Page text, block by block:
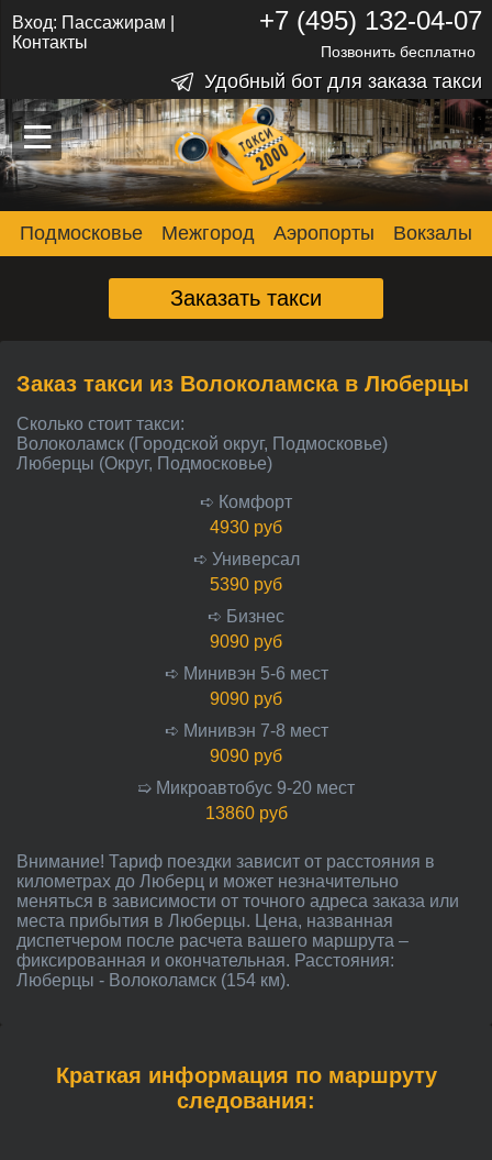
–
–
–
Вход: Пассажирам
Контакты
+7 (495) 132-04-07
Позвонить бесплатно
Удобный бот для заказа такси
Подмосковье Межгород Аэропорты Вокзалы
Заказать такси
Заказ такси из Волоколамска в Люберцы
Сколько стоит такси:
Волоколамск (Городской округ, Подмосковье)
Люберцы (Округ, Подмосковье)
➪ Комфорт
4930 руб
➪ Универсал
5390 руб
➪ Бизнес
9090 руб
➪ Минивэн 5-6 мест
9090 руб
➪ Минивэн 7-8 мест
9090 руб
➯ Микроавтобус 9-20 мест
13860 руб
Внимание! Тариф поездки зависит от расстояния в
километрах до Люберц и может незначительно
меняться в зависимости от точного адреса заказа или
места прибытия в Люберцы. Цена, названная
диспетчером после расчета вашего маршрута –
фиксированная и окончательная. Расстояния:
Люберцы - Волоколамск (154 км).
Краткая информация по маршруту
следования: